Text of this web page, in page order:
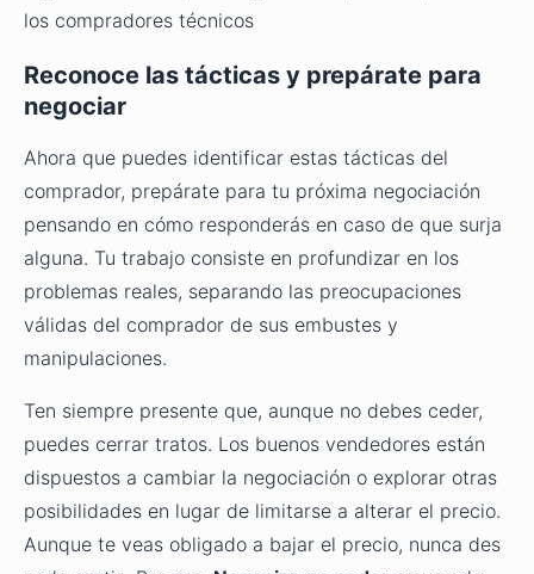
los compradores técnicos
Reconoce las tácticas y prepárate para
negociar
Ahora que puedes identificar estas tácticas del
comprador, prepárate para tu próxima negociación
pensando en cómo responderás en caso de que surja
alguna. Tu trabajo consiste en profundizar en los
problemas reales, separando las preocupaciones
válidas del comprador de sus embustes y
manipulaciones.
Ten siempre presente que, aunque no debes ceder,
puedes cerrar tratos. Los buenos vendedores están
dispuestos a cambiar la negociación o explorar otras
posibilidades en lugar de limitarse a alterar el precio.
Aunque te veas obligado a bajar el precio, nunca des